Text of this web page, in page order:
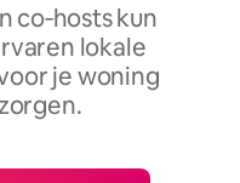
co‑hosts kun
lokale
je woning